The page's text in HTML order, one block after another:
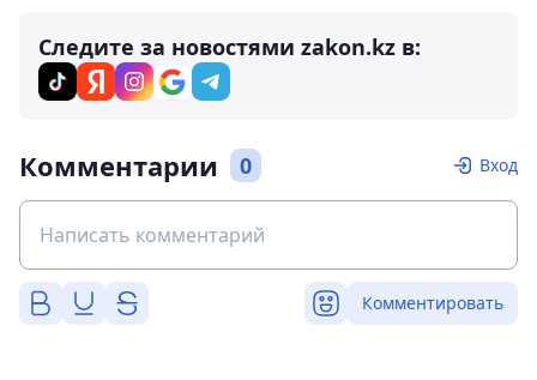
Следите за новостями zakon.kz в:
Комментарии 0 Вход
Комментировать